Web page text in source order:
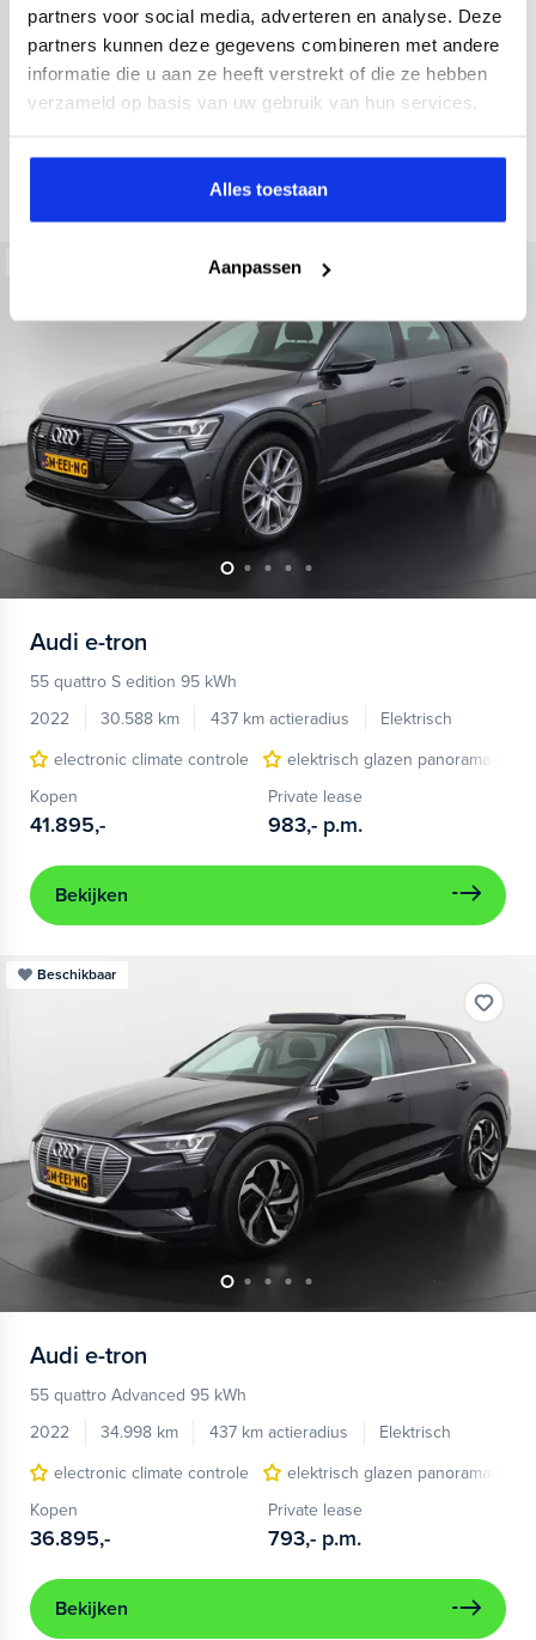
partners voor social media, adverteren en analyse. Deze
partners kunnen deze gegevens combineren met andere
informatie die u aan ze heeft verstrekt of die ze hebben
verzameld op basis van uw gebruik van hun services.
Alles toestaan
Aanpassen
Hybride benzine
Automaat
achteruitrijcamera
Apple Carplay/Android Auto
Kopen
Op aanvraag
Audi e-tron
55 quattro S edition 95 kWh
2022
30.588 km 437 km actieradius
Elektrisch
electronic climate controle
elektrisch glazen panorama-dak
Kopen
41.895,-
Private lease
983,- p.m.
Bekijken
Beschikbaar
Audi e-tron
55 quattro Advanced 95 kWh
2022
34.998 km 437 km actieradius
Elektrisch
electronic climate controle
elektrisch glazen panorama-dak
Kopen
36.895,-
Private lease
793,- p.m.
Bekijken